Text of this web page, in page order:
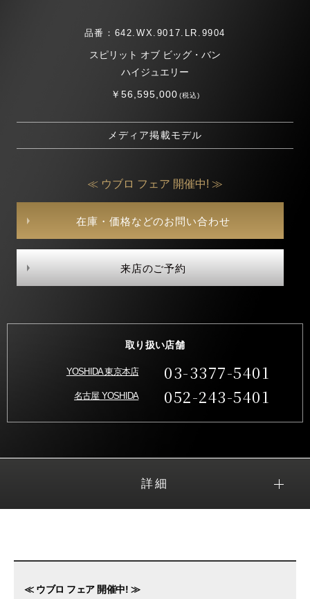
品番：642.WX.9017.LR.9904
スピリット オブ ビッグ・バン
ハイジュエリー
￥56,595,000(税込)
メディア掲載モデル
≪ ウブロ フェア 開催中! ≫
在庫・価格などのお問い合わせ
来店のご予約
取り扱い店舗
YOSHIDA 東京本店 03-3377-5401
名古屋 YOSHIDA 052-243-5401
詳細
≪ ウブロ フェア 開催中! ≫